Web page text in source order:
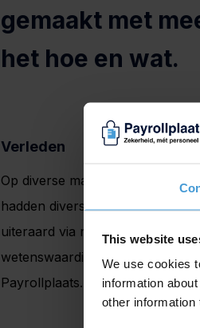
This website
We use cookies
information
other information
gemaakt met
het hoe en wat.
Verleden
Op diverse manieren hebben
hadden diverse bijlagen bij de
uiteraard via nieuwsbrieven
wetenswaardigheden over de
Payrollplaats.